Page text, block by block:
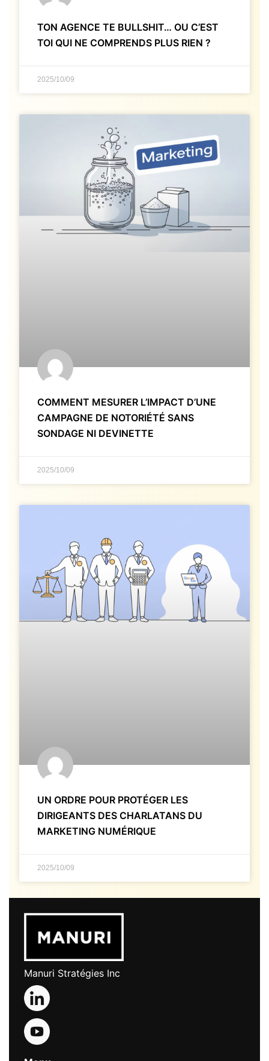
TON AGENCE TE BULLSHIT… OU C’EST
TOI QUI NE COMPRENDS PLUS RIEN ?
2025/10/09
COMMENT MESURER L’IMPACT D’UNE
CAMPAGNE DE NOTORIÉTÉ SANS
SONDAGE NI DEVINETTE
2025/10/09
UN ORDRE POUR PROTÉGER LES
DIRIGEANTS DES CHARLATANS DU
MARKETING NUMÉRIQUE
2025/10/09
Manuri Stratégies Inc